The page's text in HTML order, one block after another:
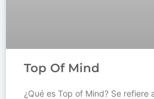
Top Of Mind
¿Qué es Top of Mind? Se refiere